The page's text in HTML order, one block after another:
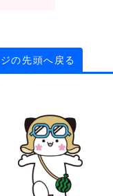
の先頭へ戻る